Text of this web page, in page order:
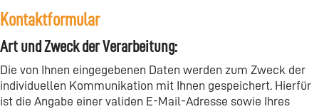
Kontaktformular
Art und Zweck der Verarbeitung:
Die von Ihnen eingegebenen Daten werden zum Zweck der
individuellen Kommunikation mit Ihnen gespeichert. Hierfür
ist die Angabe einer validen E-Mail-Adresse sowie Ihres